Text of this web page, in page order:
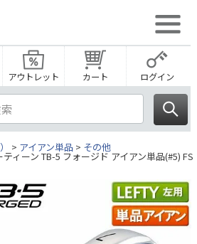
アウトレット カート ログイン
アイアン単品 その他
ィーン TB-5 フォージド アイアン単品(#5) FS